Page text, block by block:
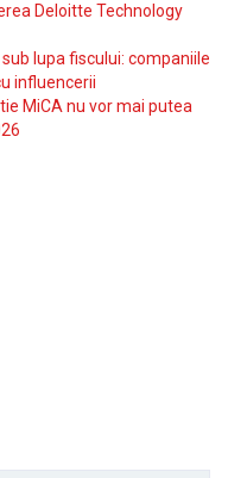
Deloitte Technology
lupa fiscului: companiile
influencerii
MiCA nu vor mai putea